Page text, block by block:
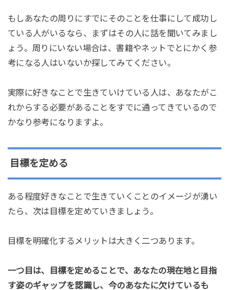
もしあなたの周りにすでにそのことを仕事にして成功し
ている人がいるなら、まずはその人に話を聞いてみまし
ょう。周りにいない場合は、書籍やネットでとにかく参
考になる人はいないか探してみてください。
実際に好きなことで生きていけている人は、あなたがこ
れからする必要があることをすでに通ってきているので
かなり参考になりますよ。
目標を定める
ある程度好きなことで生きていくことのイメージが湧い
たら、次は目標を定めていきましょう。
目標を明確化するメリットは大きく二つあります。
一つ目は、目標を定めることで、あなたの現在地と目指
す姿のギャップを認識し、今のあなたに欠けているも